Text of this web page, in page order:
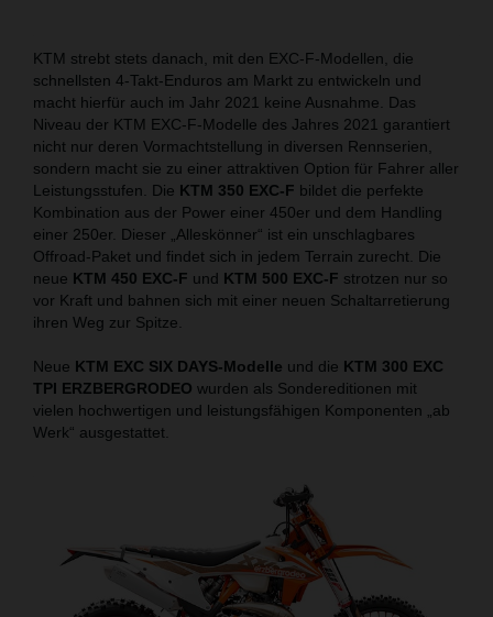
KTM strebt stets danach, mit den EXC-F-Modellen, die
schnellsten 4-Takt-Enduros am Markt zu entwickeln und
macht hierfür auch im Jahr 2021 keine Ausnahme. Das
Niveau der KTM EXC-F-Modelle des Jahres 2021 garantiert
nicht nur deren Vormachtstellung in diversen Rennserien,
sondern macht sie zu einer attraktiven Option für Fahrer aller
Leistungsstufen. Die KTM 350 EXC-F bildet die perfekte
Kombination aus der Power einer 450er und dem Handling
einer 250er. Dieser „Alleskönner“ ist ein unschlagbares
Offroad-Paket und findet sich in jedem Terrain zurecht. Die
neue KTM 450 EXC-F und KTM 500 EXC-F strotzen nur so
vor Kraft und bahnen sich mit einer neuen Schaltarretierung
ihren Weg zur Spitze.
Neue KTM EXC SIX DAYS-Modelle und die KTM 300 EXC
TPI ERZBERGRODEO wurden als Sondereditionen mit
vielen hochwertigen und leistungsfähigen Komponenten „ab
Werk“ ausgestattet.